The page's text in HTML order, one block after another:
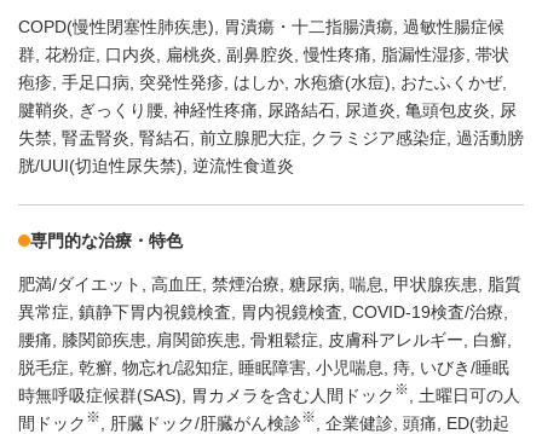
COPD(慢性閉塞性肺疾患) 胃潰瘍・十二指腸潰瘍 過敏性腸症候
群 花粉症 口内炎 扁桃炎 副鼻腔炎 慢性疼痛 脂漏性湿疹 帯状
疱疹 手足口病 突発性発疹 はしか 水疱瘡(水痘)
おたふくかぜ
腱鞘炎
ぎっくり腰 神経性疼痛 尿路結石 尿道炎 亀頭包皮炎
尿
失禁 腎盂腎炎 腎結石 前立腺肥大症 クラミジア感染症 過活動膀
胱/UUI(切迫性尿失禁) 逆流性食道炎
専門的な治療・特色
肥満/ダイエット 高血圧 禁煙治療 糖尿病 喘息 甲状腺疾患
脂質
異常症 鎮静下胃内視鏡検査 胃内視鏡検査 COVID-19検査/治療
腰痛
膝関節疾患 肩関節疾患 骨粗鬆症 皮膚科アレルギー
白癬
脱毛症 乾癬 物忘れ/認知症 睡眠障害 小児喘息 痔 いびき/睡眠
時無呼吸症候群(SAS)
胃カメラを含む人間ドック ※
土曜日可の人
間ドック ※ 肝臓ドック/肝臓がん検診※ 企業健診 頭痛
ED(勃起